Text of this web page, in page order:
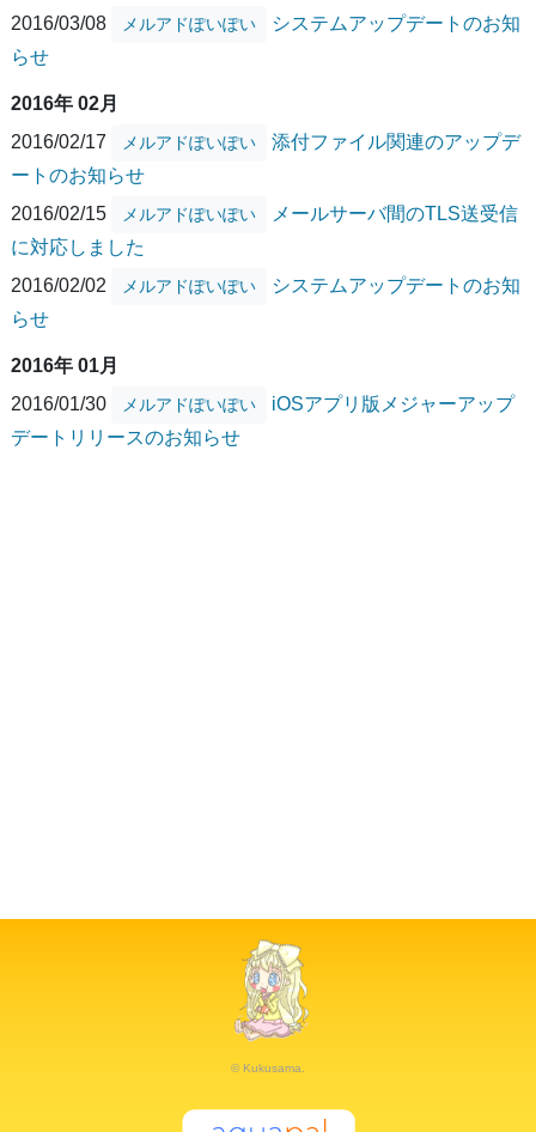
2016/03/08
メルアドぽいぽい
システムアップデートのお知
らせ
2016年 02月
2016/02/17
メルアドぽいぽい
添付ファイル関連のアップデ
ートのお知らせ
2016/02/15
メルアドぽいぽい
メールサーバ間のTLS送受信
に対応しました
2016/02/02
メルアドぽいぽい
システムアップデートのお知
らせ
2016年 01月
2016/01/30
メルアドぽいぽい
iOSアプリ版メジャーアップ
デートリリースのお知らせ
© Kukusama.